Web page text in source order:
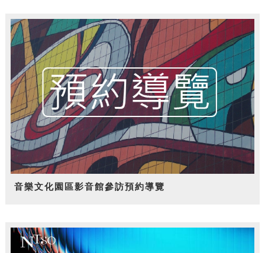
音樂文化園區影音館參訪預約導覽